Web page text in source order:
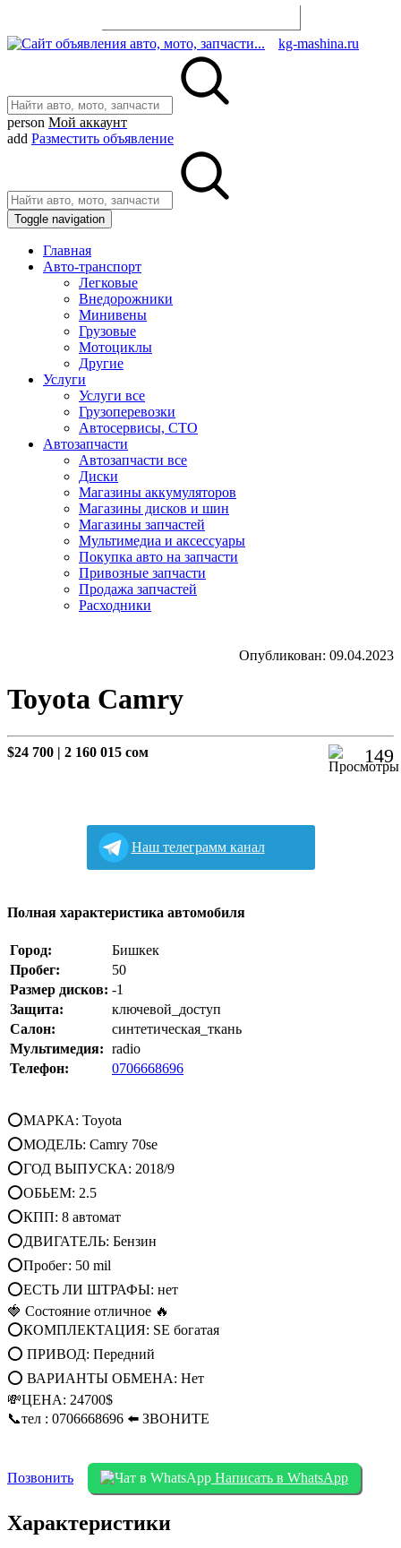
kg-mashina.ru
person Мой аккаунт
add Разместить объявление
Toggle navigation
Главная
Авто-транспорт
Легковые
Внедорожники
Минивены
Грузовые
Мотоциклы
Другие
Услуги
Услуги все
Грузоперевозки
Автосервисы, СТО
Автозапчасти
Автозапчасти все
Диски
Магазины аккумуляторов
Магазины дисков и шин
Магазины запчастей
Мультимедиа и аксессуары
Покупка авто на запчасти
Привозные запчасти
Продажа запчастей
Расходники
Опубликован: 09.04.2023
Toyota Camry
$24 700 | 2 160 015 сом 149
Наш телеграмм канал
Полная характеристика автомобиля
Город:
Бишкек
Пробег:
50
Размер дисков: -1
Защита:
ключевой_доступ
Салон:
синтетическая_ткань
Мультимедия: radio
Телефон:
0706668696
⭕МАРКА: Toyota
⭕МОДЕЛЬ: Camry 70se
⭕ГОД ВЫПУСКА: 2018/9
⭕ОБЬЕМ: 2.5
⭕КПП: 8 автомат
⭕ДВИГАТЕЛЬ: Бензин
⭕Пробег: 50 mil
⭕ЕСТЬ ЛИ ШТРАФЫ: нет
🍓 Состояние отличное 🔥
⭕КОМПЛЕКТАЦИЯ: SE богатая
⭕ ПРИВОД: Передний
⭕ ВАРИАНТЫ ОБМЕНА: Нет
💸ЦЕНА: 24700$
📞тел : 0706668696 ⬅️ ЗВОНИТЕ
Позвонить Написать в WhatsApp
Характеристики